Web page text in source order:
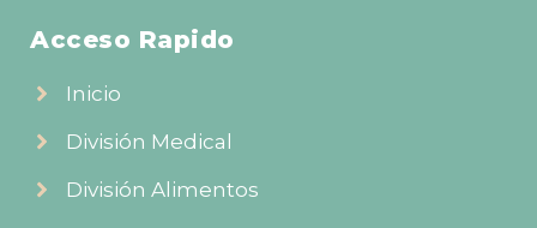
Acceso Rapido
Inicio
División Medical
División Alimentos